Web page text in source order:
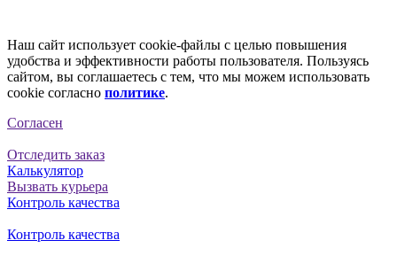
Наш сайт использует cookie-файлы с целью повышения
удобства и эффективности работы пользователя. Пользуясь
сайтом, вы соглашаетесь с тем, что мы можем использовать
cookie согласно политике.
Согласен
Отследить заказ
Калькулятор
Вызвать курьера
Контроль качества
Контроль качества